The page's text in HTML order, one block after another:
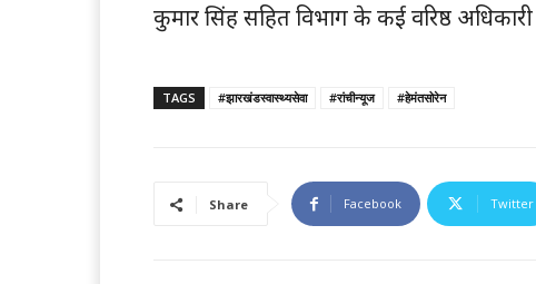
कुमार सिंह सहित विभाग के कई वरिष्ठ
TAGS #झारखंडस्वास्थ्यसेवा #रांचीन्यूज #हेमंतसोरेन
Share Facebook Twitter